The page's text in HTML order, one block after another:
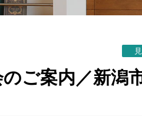
ご案内／新潟